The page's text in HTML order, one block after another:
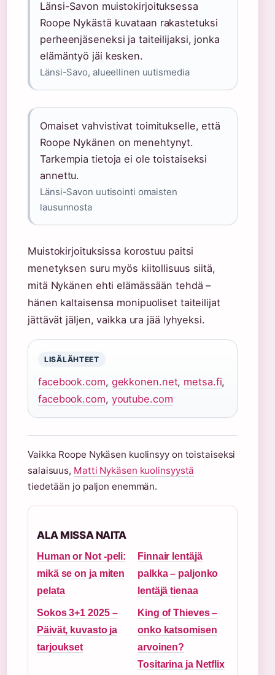
Länsi-Savon muistokirjoituksessa
Roope Nykästä kuvataan rakastetuksi
perheenjäseneksi ja taiteilijaksi, jonka
elämäntyö jäi kesken.
Länsi-Savo, alueellinen uutismedia
Omaiset vahvistivat toimitukselle, että
Roope Nykänen on menehtynyt.
Tarkempia tietoja ei ole toistaiseksi
annettu.
Länsi-Savon uutisointi omaisten
lausunnosta
Muistokirjoituksissa korostuu paitsi
menetyksen suru myös kiitollisuus siitä,
mitä Nykänen ehti elämässään tehdä –
hänen kaltaisensa monipuoliset taiteilijat
jättävät jäljen, vaikka ura jää lyhyeksi.
LISÄLÄHTEET
facebook.com, gekkonen.net, metsa.fi,
facebook.com, youtube.com
Vaikka Roope Nykäsen kuolinsyy on toistaiseksi
salaisuus, Matti Nykäsen kuolinsyystä
tiedetään jo paljon enemmän.
ALA MISSA NAITA
Human or Not -peli:
mikä se on ja miten
pelata
Finnair lentäjä
palkka – paljonko
lentäjä tienaa
Sokos 3+1 2025 –
Päivät, kuvasto ja
tarjoukset
King of Thieves –
onko katsomisen
arvoinen?
Tositarina ja Netflix